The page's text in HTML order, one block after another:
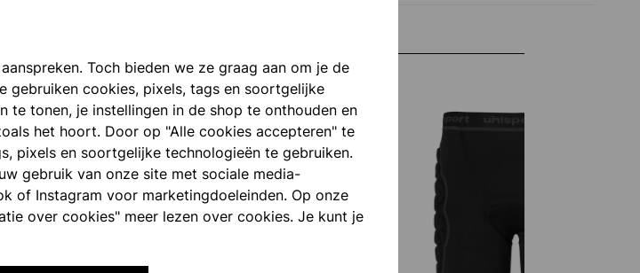
Toch bieden we ze graag aan om je de
gebruiken cookies, pixels, tags en soortgelijke
te tonen, je instellingen in de shop te onthouden en
het hoort. Door op "Alle cookies accepteren" te
pixels en soortgelijke technologieën te gebruiken.
gebruik van onze site met sociale media-
of Instagram voor marketingdoeleinden. Op onze
over cookies" meer lezen over cookies. Je kunt je